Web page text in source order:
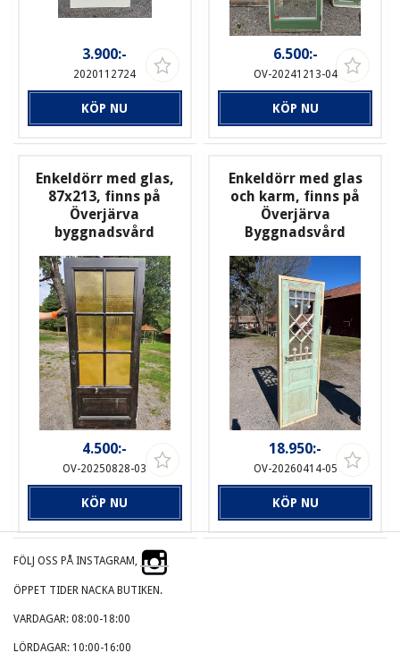
3.900:-
2020112724
KÖP NU
6.500:-
OV-20241213-04
KÖP NU
Enkeldörr med glas,
87x213, finns på
Överjärva
byggnadsvård
4.500:-
OV-20250828-03
KÖP NU
Enkeldörr med glas
och karm, finns på
Överjärva
Byggnadsvård
18.950:-
OV-20260414-05
KÖP NU
FÖLJ OSS PÅ INSTAGRAM,
ÖPPET TIDER NACKA BUTIKEN.
VARDAGAR: 08:00-18:00
LÖRDAGAR: 10:00-16:00